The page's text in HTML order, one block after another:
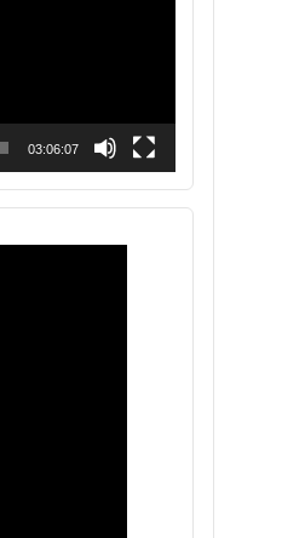
03:06:07